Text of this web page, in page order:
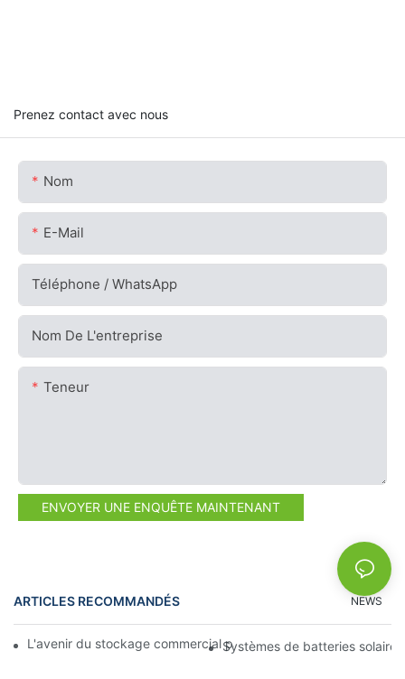
Prenez contact avec nous
Nom
E-Mail
Téléphone / WhatsApp
Nom De L'entreprise
Teneur
ENVOYER UNE ENQUÊTE MAINTENANT
ARTICLES RECOMMANDÉS NEWS
L'avenir du stockage commercial par batterie : tendances et
Systèmes de batteries